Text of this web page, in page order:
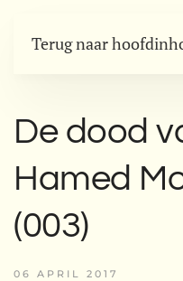
Terug naar
De dood
Hamed
(003)
06 APRIL 2017